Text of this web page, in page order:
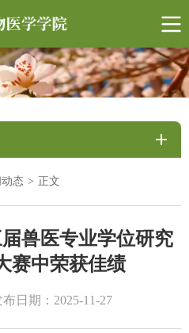
态 > 正文
兽医专业学位研究
赛中荣获佳绩
布日期：2025-11-27